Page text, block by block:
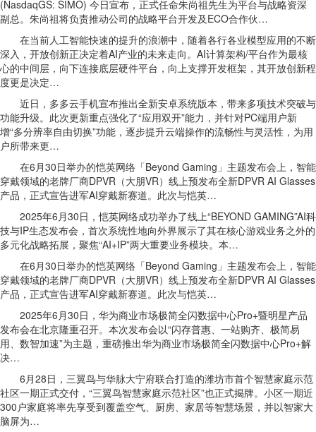
(NasdaqGS: SIMO) 今日宣布，正式任命朱尚祖先生为平台与战略资深
副总。朱尚祖将负责推动公司的战略平台开发及ECO合作伙…
在当前人工智能快速的提升的浪潮中，随着各行各业模型应用的不断
深入，开放创新正决定着AI产业的未来走向。AI计算架构/平台作为最核
心的中间层，向下连接底层硬件平台，向上支撑开发框架，其开放创新程
度更是决定…
近日，多多云手机宣布推出全新安卓系统版本，带来多项技术突破与
功能升级。此次更新重点强化了“应用双开”能力，并针对PC端用户新
增“多分辨率自由切换”功能，逐步提升云端操作的流畅性与灵活性，为用
户所带来更…
在6月30日举办的恺英网络「Beyond Gaming」主题发布会上，智能
穿戴领域的老牌厂商DPVR（大朋VR）线上预发布全新DPVR AI Glasses
产品，正式宣告进军AI穿戴新赛道。此次与恺英…
2025年6月30日，恺英网络成功举办了线上“BEYOND GAMING”AI科
技与IP生态发布会，首次系统性地向外界展示了其在核心游戏业务之外的
多元化战略拓展，聚焦“AI+IP”两大重要业务模块。本…
在6月30日举办的恺英网络「Beyond Gaming」主题发布会上，智能
穿戴领域的老牌厂商DPVR（大朋VR）线上预发布全新DPVR AI Glasses
产品，正式宣告进军AI穿戴新赛道。此次与恺英…
2025年6月30日，华为商业市场极简全闪数据中心Pro+暨明星产品
发布会在北京隆重召开。本次发布会以“闪存普惠、一站购齐、极简易
用、数智加速”为主题，重磅推出华为商业市场极简全闪数据中心Pro+解
决…
6月28日，三翼鸟与华脉大宁府联合打造的潍坊市首个智慧家庭示范
社区一期正式交付，“三翼鸟智慧家庭示范社区”也正式揭牌。小区一期近
300户家庭将率先享受到覆盖空气、厨房、家居等智慧场景，并以智家大
脑屏为…